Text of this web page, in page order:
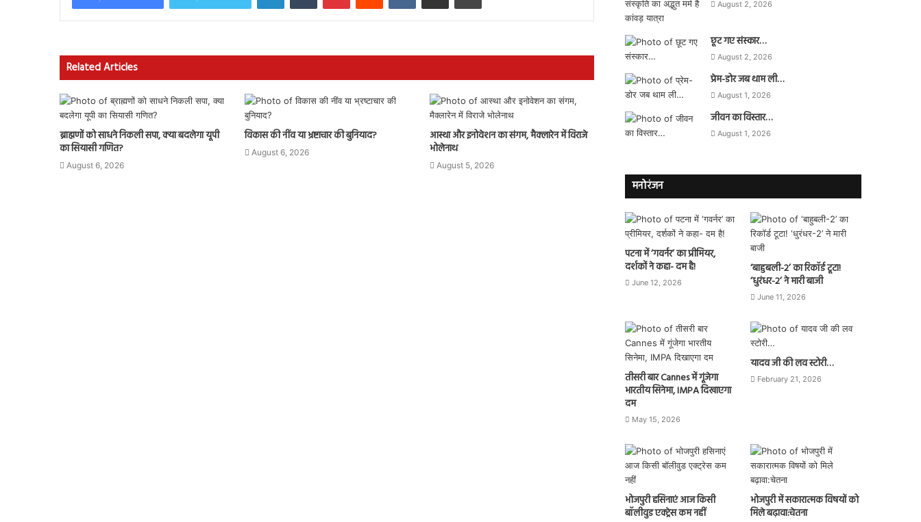
Related Articles
ब्राह्मणों को साधने निकली सपा, क्या बदलेगा यूपी
का सियासी गणित?
August 6, 2026
विकास की नींव या भ्रष्टाचार की बुनियाद?
August 6, 2026
आस्था और इनोवेशन का संगम, मैक्लारेन में विराजे
भोलेनाथ
August 5, 2026
August 2, 2026
छूट गए संस्कार…
August 2, 2026
प्रेम-डोर जब थाम ली…
August 1, 2026
जीवन का विस्तार…
August 1, 2026
मनोरंजन
पटना में ‘गवर्नर’ का प्रीमियर,
दर्शकों ने कहा- दम है!
June 12, 2026
‘बाहुबली-2’ का रिकॉर्ड टूटा!
‘धुरंधर-2’ ने मारी बाजी
June 11, 2026
तीसरी बार Cannes में गूंजेगा
भारतीय सिनेमा, IMPA दिखाएगा
दम
May 15, 2026
यादव जी की लव स्टोरी…
February 21, 2026
भोजपुरी हसिनाएं आज किसी
बॉलीवुड एक्ट्रेस कम नहीं
भोजपुरी में सकारात्मक विषयों को
मिले बढ़ावा:चेतना